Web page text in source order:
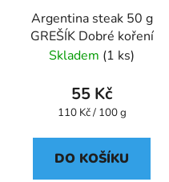
Argentina steak 50 g
GREŠÍK Dobré koření
Skladem (1 ks)
55 Kč
Měrná
110 Kč / 100 g
DO KOŠÍKU